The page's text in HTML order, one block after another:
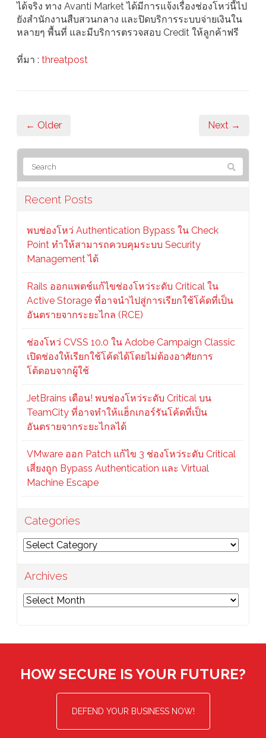
ได้จริง ทาง Avanti Market ได้มีการแจ้งเรื่องช่องโหว่นี้ไป
ยังสำนักงานสืบสวนกลาง และปิดบริการระบบจ่ายเงินใน
หลายๆ พื้นที่ และมีบริการตรวจสอบ Credit ให้ลูกค้าฟรี
ที่มา : threatpost
← Older Next →
Recent Posts
พบช่องโหว่ Authentication Bypass ใน Check
Point ทำให้สามารถควบคุมระบบ Security
Management ได้
Rails ออกแพตช์แก้ไขช่องโหว่ระดับ Critical ใน
Active Storage ที่อาจนำไปสู่การเรียกใช้โค้ดที่เป็น
อันตรายจากระยะไกล (RCE)
ช่องโหว่ CVSS 10.0 ใน Adobe Campaign Classic
เปิดช่องให้เรียกใช้โค้ดได้โดยไม่ต้องอาศัยการ
โต้ตอบจากผู้ใช้
JetBrains เตือน! พบช่องโหว่ระดับ Critical บน
TeamCity ที่อาจทำให้แฮ็กเกอร์รันโค้ดที่เป็น
อันตรายจากระยะไกลได้
VMware ออก Patch แก้ไข 3 ช่องโหว่ระดับ Critical
เสี่ยงถูก Bypass Authentication และ Virtual
Machine Escape
Categories
Categories
Archives
Archives
HOW SECURE IS YOUR FUTURE?
DEFEND YOUR BUSINESS NOW!